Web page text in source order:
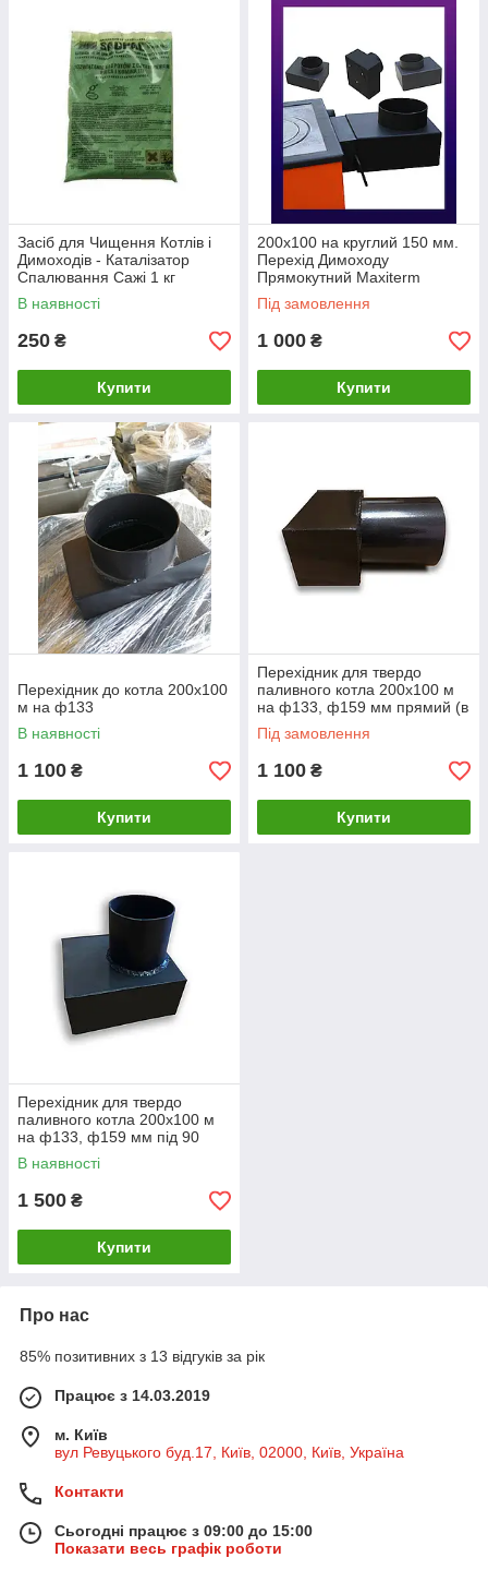
Засіб для Чищення Котлів і
Димоходів - Каталізатор
Спалювання Сажі 1 кг
В наявності
250 ₴
Купити
200х100 на круглий 150 мм.
Перехід Димоходу
Прямокутний Maxiterm
Під замовлення
1 000 ₴
Купити
Перехідник до котла 200х100
м на ф133
В наявності
1 100 ₴
Купити
Перехідник для твердо
паливного котла 200х100 м
на ф133, ф159 мм прямий (в
горизонтальному положенні)
Під замовлення
1 100 ₴
Купити
Перехідник для твердо
паливного котла 200х100 м
на ф133, ф159 мм під 90
градусів
В наявності
1 500 ₴
Купити
Про нас
85% позитивних з 13 відгуків за рік
Працює з 14.03.2019
м. Київ
вул Ревуцького буд.17, Київ, 02000, Київ, Україна
Контакти
Сьогодні працює з 09:00 до 15:00
Показати весь графік роботи